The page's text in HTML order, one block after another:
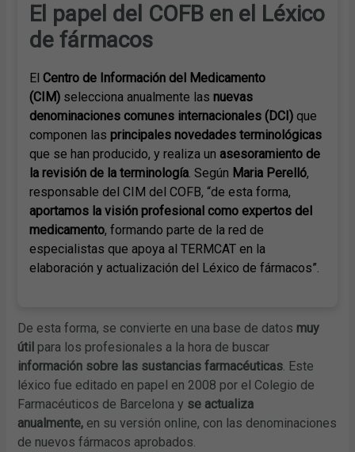
El papel del COFB en el Léxico
de fármacos
ElCentro de Información del Medicamento
(CIM) selecciona anualmente lasnuevas
denominaciones comunes internacionales (DCI)que
componen las principales novedades terminológicas
que se han producido, y realiza unasesoramiento de
la revisión de la terminología. Según Maria Perelló,
responsable del CIM del COFB, “de esta forma,
aportamos la visión profesional como expertos del
medicamento, formando parte de la red de
especialistas que apoya al TERMCAT en la
elaboración y actualización del Léxico de fármacos”.
De esta forma, se convierte en una base de datos muy
útil para los profesionales a la hora de buscar
información sobre las sustancias farmacéuticas. Este
léxico fue editado en papel en 2008 por el Colegio de
Farmacéuticos de Barcelona y se actualiza
anualmente, en su versión online, con las denominaciones
de nuevos fármacos aprobados.